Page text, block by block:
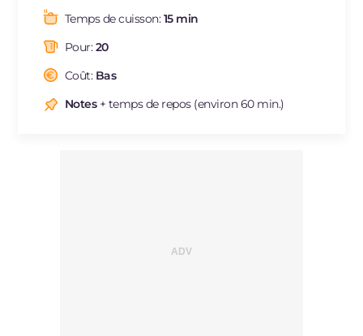
NL
Temps de cuisson:15 min
Pour:20
Coût: Bas
Notes+ temps de repos (environ 60 min.)